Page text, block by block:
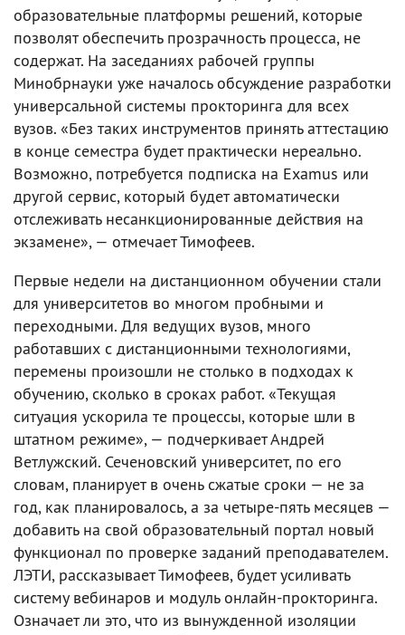
образовательные платформы решений, которые
позволят обеспечить прозрачность процесса, не
содержат. На заседаниях рабочей группы
Минобрнауки уже началось обсуждение разработки
универсальной системы прокторинга для всех
вузов. «Без таких инструментов принять аттестацию
в конце семестра будет практически нереально.
Возможно, потребуется подписка на Examus или
другой сервис, который будет автоматически
отслеживать несанкционированные действия на
экзамене», — отмечает Тимофеев.
Первые недели на дистанционном обучении стали
для университетов во многом пробными и
переходными. Для ведущих вузов, много
работавших с дистанционными технологиями,
перемены произошли не столько в подходах к
обучению, сколько в сроках работ. «Текущая
ситуация ускорила те процессы, которые шли в
штатном режиме», — подчеркивает Андрей
Ветлужский. Сеченовский университет, по его
словам, планирует в очень сжатые сроки — не за
год, как планировалось, а за четыре-пять месяцев —
добавить на свой образовательный портал новый
функционал по проверке заданий преподавателем.
ЛЭТИ, рассказывает Тимофеев, будет усиливать
систему вебинаров и модуль онлайн-прокторинга.
Означает ли это, что из вынужденной изоляции